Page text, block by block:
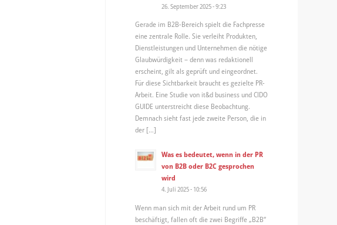
26. September 2025 - 9:23
Gerade im B2B-Bereich spielt die Fachpresse
eine zentrale Rolle. Sie verleiht Produkten,
Dienstleistungen und Unternehmen die nötige
Glaubwürdigkeit – denn was redaktionell
erscheint, gilt als geprüft und eingeordnet.
Für diese Sichtbarkeit braucht es gezielte PR-
Arbeit. Eine Studie von it&d business und CIDO
GUIDE unterstreicht diese Beobachtung.
Demnach sieht fast jede zweite Person, die in
der […]
Was es bedeutet, wenn in der PR
von B2B oder B2C gesprochen
wird
4. Juli 2025 - 10:56
Wenn man sich mit der Arbeit rund um PR
beschäftigt, fallen oft die zwei Begriffe „B2B“